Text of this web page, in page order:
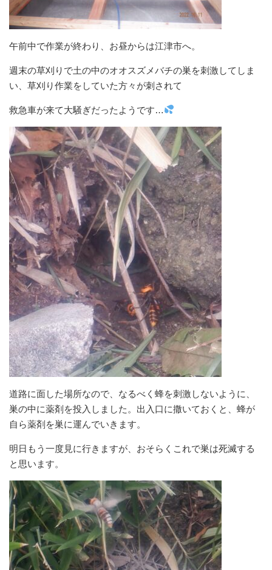
午前中で作業が終わり、お昼からは江津市へ。
週末の草刈りで土の中のオオスズメバチの巣を刺激してしま
い、草刈り作業をしていた方々が刺されて
救急車が来て大騒ぎだったようです…
道路に面した場所なので、なるべく蜂を刺激しないように、
巣の中に薬剤を投入しました。出入口に撒いておくと、蜂が
自ら薬剤を巣に運んでいきます。
明日もう一度見に行きますが、おそらくこれで巣は死滅する
と思います。